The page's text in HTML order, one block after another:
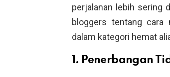
perjalanan lebih sering
bloggers tentang cara
dalam kategori hemat
1. Penerbangan